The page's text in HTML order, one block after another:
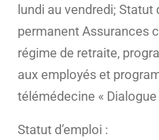
lundi au vendredi; Statut
permanent Assurances
régime de retraite,
aux employés et
télémédecine « Dialogue
Statut d’emploi :